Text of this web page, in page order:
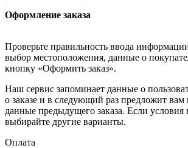
Оформление заказа
Проверьте правильность ввода
выбор местоположения, данные о
кнопку «Оформить заказ».
Наш сервис запоминает данные о
о заказе и в следующий раз предложит вам
данные предыдущего заказа. Если условия
выбирайте другие варианты.
Оплата